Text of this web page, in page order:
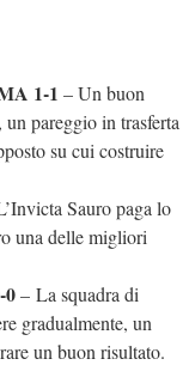
1-1 – Un buon
pareggio in trasferta
su cui costruire
Sauro paga lo
una delle migliori
0– La squadra di
gradualmente, un
un buon risultato.